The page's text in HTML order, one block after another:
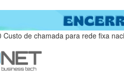
Custo de chamada para rede fixa